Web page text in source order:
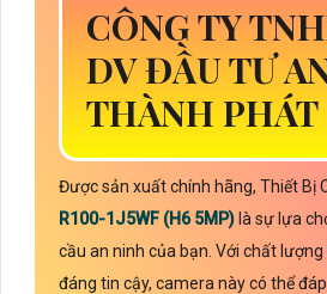
CÔNG TY
DV ĐẦU TƯ
THÀNH PHÁT
Được sản xuất chính hãng, Thiết Bị
R100-1J5WF (H6 5MP)là sự lựa
cầu an ninh của bạn. Với chất
đáng tin cậy, camera này có thể